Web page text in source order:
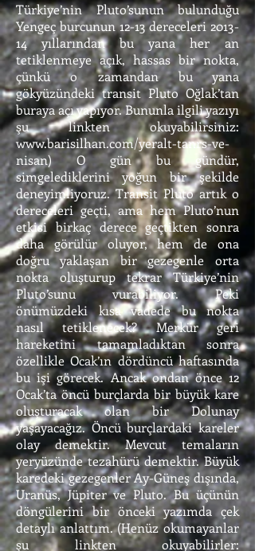
Türkiye’nin Pluto’sunun bulunduğu
Yengeç burcunun 12-13 dereceleri 2013-
14 yıllarından bu yana her an
tetiklenmeye açık, hassas bir nokta,
çünkü o zamandan bu yana
gökyüzündeki transit Pluto Oğlak’tan
buraya açı yapıyor. Bununla ilgili yazıyı
şu linkten okuyabilirsiniz:
www.barisilhan.com/yeralt-tanrs-ve-
nisan) O gün bu gündür,
simgelediklerini yoğun bir şekilde
deneyimliyoruz. Transit Pluto artık o
dereceleri geçti, ama hem Pluto’nun
etkisi birkaç derece geçtikten sonra
daha görülür oluyor, hem de ona
doğru yaklaşan bir gezegenle orta
nokta oluşturup tekrar Türkiye’nin
Pluto’sunu vurabiliyor. Peki
önümüzdeki kısa vadede bu nokta
nasıl tetiklenecek? Merkür geri
hareketini tamamladıktan sonra
özellikle Ocak’ın dördüncü haftasında
bu işi görecek. Ancak ondan önce 12
Ocak’ta öncü burçlarda bir büyük kare
oluşturacak olan bir Dolunay
yaşayacağız. Öncü burçlardaki kareler
olay demektir. Mevcut temaların
yeryüzünde tezahürü demektir. Büyük
karedeki gezegenler Ay-Güneş dışında,
Uranüs, Jüpiter ve Pluto. Bu üçünün
döngülerini bir önceki yazımda çek
detaylı anlattım. (Henüz okumayanlar
şu linkten okuyabilirler: